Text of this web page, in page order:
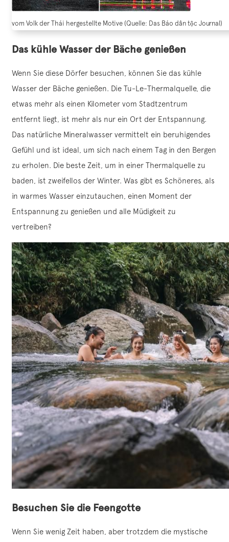
vom Volk der Thái hergestellte Motive (Quelle: Das Báo dân tộc Journal)
Das kühle Wasser der Bäche genießen
Wenn Sie diese Dörfer besuchen, können Sie das kühle
Wasser der Bäche genießen. Die Tu-Le-Thermalquelle, die
etwas mehr als einen Kilometer vom Stadtzentrum
entfernt liegt, ist mehr als nur ein Ort der Entspannung.
Das natürliche Mineralwasser vermittelt ein beruhigendes
Gefühl und ist ideal, um sich nach einem Tag in den Bergen
zu erholen. Die beste Zeit, um in einer Thermalquelle zu
baden, ist zweifellos der Winter. Was gibt es Schöneres, als
in warmes Wasser einzutauchen, einen Moment der
Entspannung zu genießen und alle Müdigkeit zu
vertreiben?
Besuchen Sie die Feengotte
Wenn Sie wenig Zeit haben, aber trotzdem die mystische